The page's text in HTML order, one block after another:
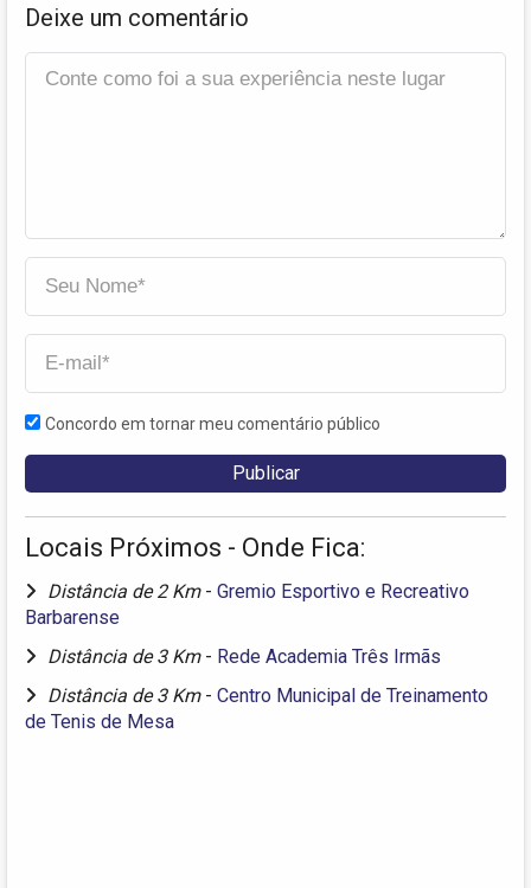
Deixe um comentário
Concordo em tornar meu comentário público
Locais Próximos - Onde Fica:
Distância de 2 Km - Gremio Esportivo e Recreativo
Barbarense
Distância de 3 Km - Rede Academia Três Irmãs
Distância de 3 Km - Centro Municipal de Treinamento
de Tenis de Mesa